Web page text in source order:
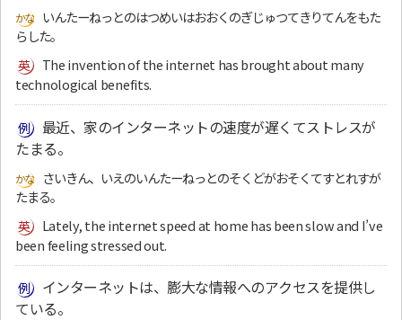
いんたーねっとのはつめいはおおくのぎじゅつてきりてんをもた
らした。
The invention of the internet has brought about many
technological benefits.
最近、家のインターネットの速度が遅くてストレスが
たまる。
さいきん、いえのいんたーねっとのそくどがおそくてすとれすが
たまる。
Lately, the internet speed at home has been slow and I’ve
been feeling stressed out.
インターネットは、膨大な情報へのアクセスを提供し
ている。